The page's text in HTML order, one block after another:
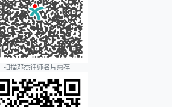
扫描邓杰律师名片惠存